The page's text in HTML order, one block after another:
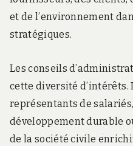
et de l’environnement
stratégiques.
Les conseils
cette diversité d’intérêts.
représentants de
développement durable
de la société civile